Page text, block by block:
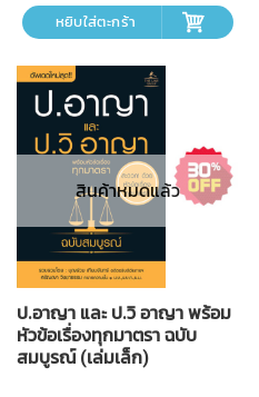
หยิบใส่ตะกร้า
สินค้าหมดแล้ว
ป.อาญา และ ป.วิ อาญา พร้อม
หัวข้อเรื่องทุกมาตรา ฉบับ
สมบูรณ์ (เล่มเล็ก)